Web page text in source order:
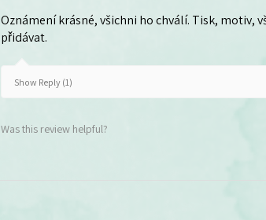
Oznámení krásné, všichni ho chválí. Tisk, motiv,
přidávat.
Show Reply (1)
Was this review helpful?